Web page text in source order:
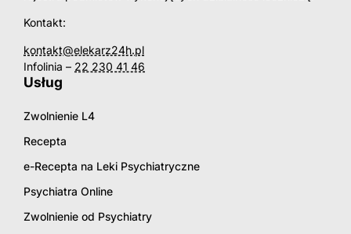
Kontakt:
kontakt@elekarz24h.pl
Infolinia – 22 230 41 46
Usług
Zwolnienie L4
Recepta
e-Recepta na Leki Psychiatryczne
Psychiatra Online
Zwolnienie od Psychiatry